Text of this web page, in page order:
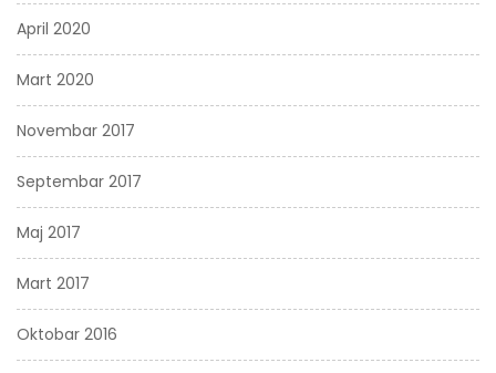
April 2020
Mart 2020
Novembar 2017
Septembar 2017
Maj 2017
Mart 2017
Oktobar 2016